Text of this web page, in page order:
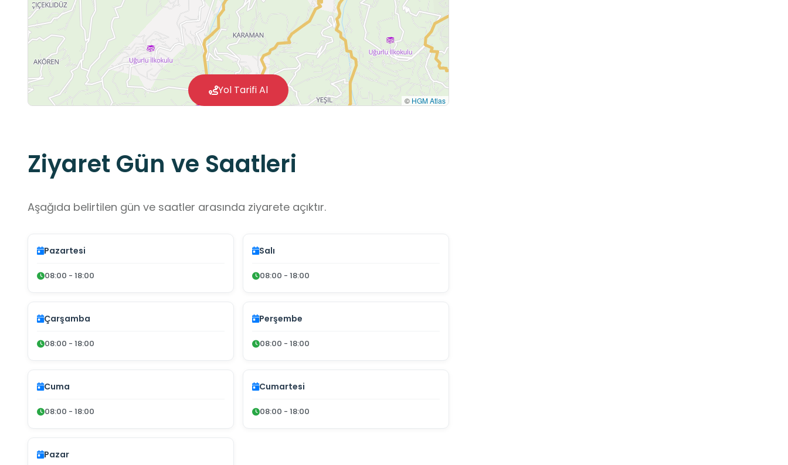
© HGM Atlas
Yol Tarifi Al
Ziyaret Gün ve Saatleri
Aşağıda belirtilen gün ve saatler arasında ziyarete açıktır.
Pazartesi
08:00 - 18:00
Salı
08:00 - 18:00
Çarşamba
08:00 - 18:00
Perşembe
08:00 - 18:00
Cuma
08:00 - 18:00
Cumartesi
08:00 - 18:00
Pazar